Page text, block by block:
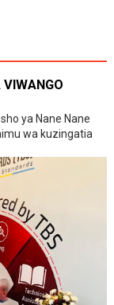
ya Nane Nane
wa kuzingatia